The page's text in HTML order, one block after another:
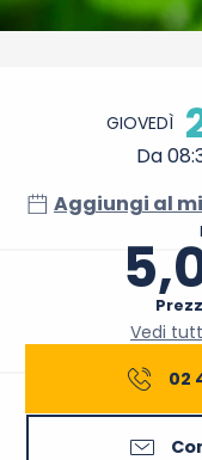
Orari e
GIOVEDÌ
Da
Aggiungi al
Vedi
02